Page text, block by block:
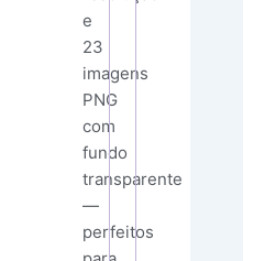
e
23
imagens
PNG
com
fundo
transparente
—
perfeitos